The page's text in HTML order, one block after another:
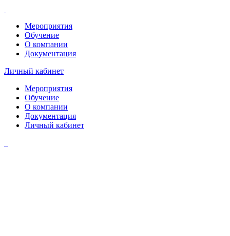
Мероприятия
Обучение
О компании
Документация
Личный кабинет
Мероприятия
Обучение
О компании
Документация
Личный кабинет